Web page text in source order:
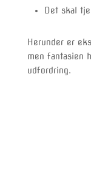
Det skal
Herunder er
men fantasien
udfordring.